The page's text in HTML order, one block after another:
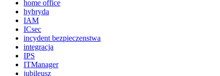
home office
hybryda
IAM
ICsec
incydent bezpieczenstwa
integracja
IPS
ITManager
jubileusz